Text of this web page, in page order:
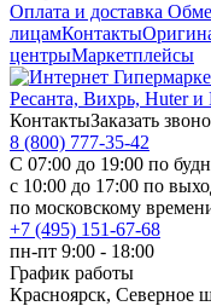
Оплата и доставка
лицамКонтакты
центрыМаркетплейсы
Ресанта, Вихрь, Huter и
КонтактыЗаказать
8 (800) 777-35-42
С 07:00 до 19:00 по
с 10:00 до 17:00 по
по московскому
+7 (495) 151-67-68
пн-пт 9:00 - 18:00
График работы
Красноярск, Северное